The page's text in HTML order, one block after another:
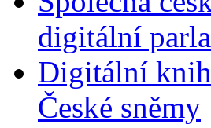
digitální
Digitální
České sněmy